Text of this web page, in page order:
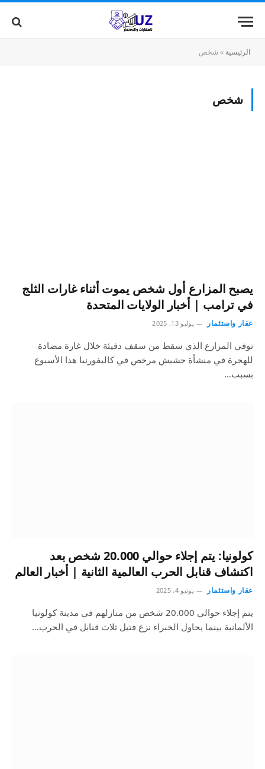
الرئيسية » شخص
شخص
يصبح المزارع أول شخص يموت أثناء غارات الثلج
في ترامب | أخبار الولايات المتحدة
عقار واستثمار يوليو 13, 2025
توفي المزارع الذي سقط من سقف دفيئة خلال غارة مضادة
للهجرة في منشأة حشيش مرخص في كاليفورنيا هذا الأسبوع
بسبب…
كولونيا: يتم إجلاء حوالي 20.000 شخص بعد
اكتشاف قنابل الحرب العالمية الثانية | أخبار العالم
عقار واستثمار يونيو 4, 2025
يتم إجلاء حوالي 20.000 شخص من منازلهم في مدينة كولونيا
الألمانية بينما يحاول الخبراء نزع فتيل ثلاث قنابل في الحرب…